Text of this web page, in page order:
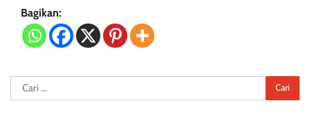
Bagikan:
Cari
untuk: